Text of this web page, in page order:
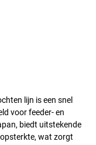
lijn is een snel
voor feeder- en
biedt uitstekende
wat zorgt